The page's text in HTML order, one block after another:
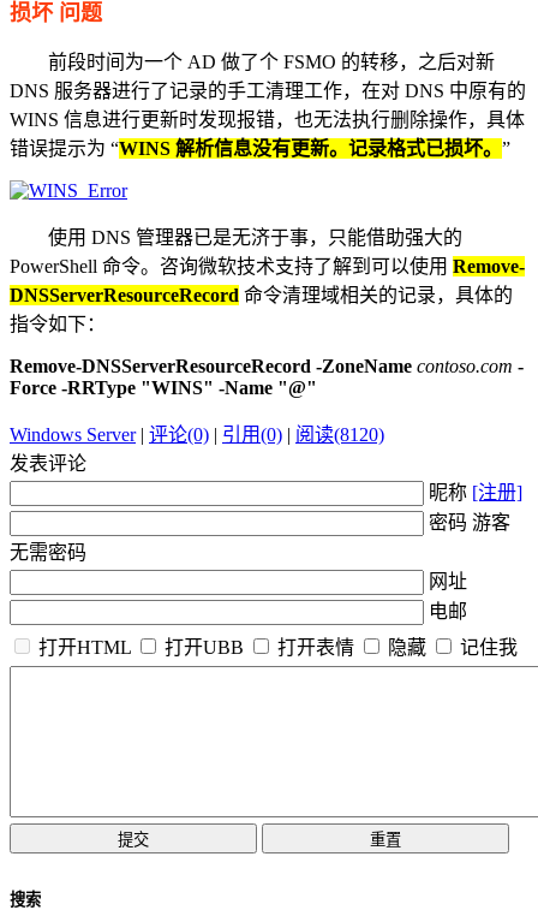
损坏 问题
前段时间为一个 AD 做了个 FSMO 的转移，之后对新
DNS 服务器进行了记录的手工清理工作，在对 DNS 中原有的
WINS 信息进行更新时发现报错，也无法执行删除操作，具体
错误提示为 “WINS 解析信息没有更新。记录格式已损坏。 ”
使用 DNS 管理器已是无济于事，只能借助强大的
PowerShell 命令。咨询微软技术支持了解到可以使用 Remove-
DNSServerResourceRecord 命令清理域相关的记录，具体的
指令如下：
Remove-DNSServerResourceRecord -ZoneName contoso.com -
Force -RRType "WINS" -Name "@"
Windows Server| 评论(0) | 引用(0) | 阅读(8120)
发表评论
昵称 [注册]
密码 游客
无需密码
网址
电邮
打开HTML
打开UBB 打开表情 隐藏 记住我
搜索